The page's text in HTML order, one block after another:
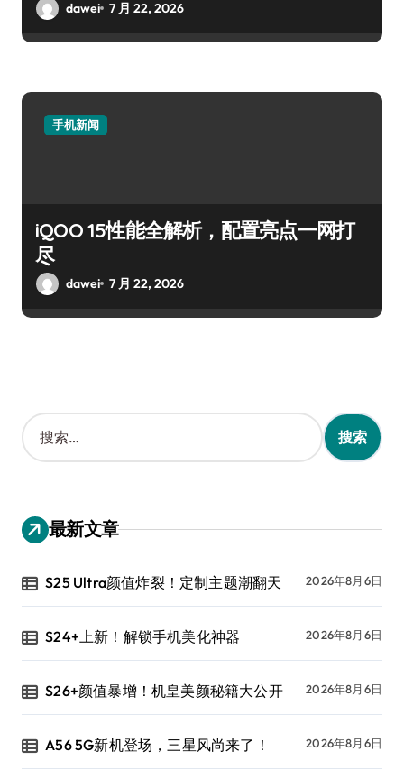
dawei 7 月 22, 2026
手机新闻
iQOO 15性能全解析，配置亮点一网打
尽
dawei 7 月 22, 2026
搜
索
：
最新文章
S25 Ultra颜值炸裂！定制主题潮翻天 2026年8月6日
S24+上新！解锁手机美化神器 2026年8月6日
S26+颜值暴增！机皇美颜秘籍大公开 2026年8月6日
A56 5G新机登场，三星风尚来了！ 2026年8月6日